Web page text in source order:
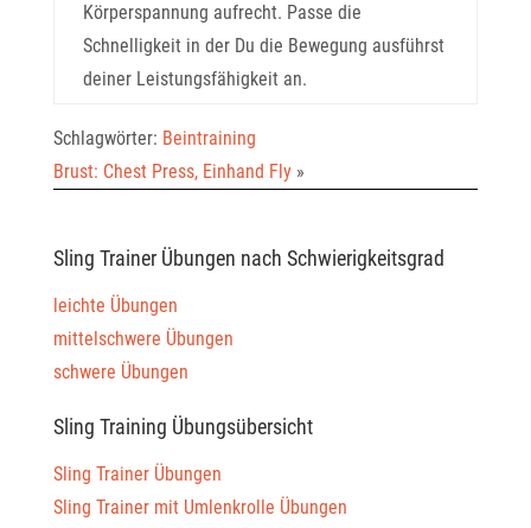
Körperspannung aufrecht. Passe die
Schnelligkeit in der Du die Bewegung ausführst
deiner Leistungsfähigkeit an.
Schlagwörter: Beintraining
Brust: Chest Press, Einhand Fly»
Sling Trainer Übungen nach Schwierigkeitsgrad
leichte Übungen
mittelschwere Übungen
schwere Übungen
Sling Training Übungsübersicht
Sling Trainer Übungen
Sling Trainer mit Umlenkrolle Übungen